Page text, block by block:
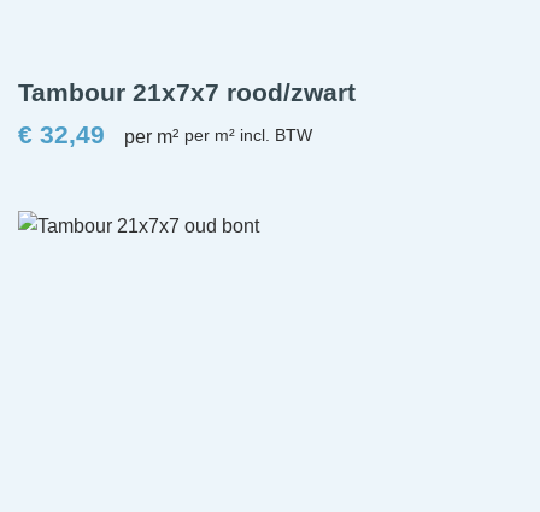
Tambour 21x7x7 rood/zwart
€ 32,49 per m²